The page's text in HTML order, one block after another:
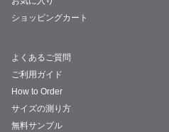
ショッピングカート
よくあるご質問
ご利用ガイド
How to Order
サイズの測り方
無料サンプル